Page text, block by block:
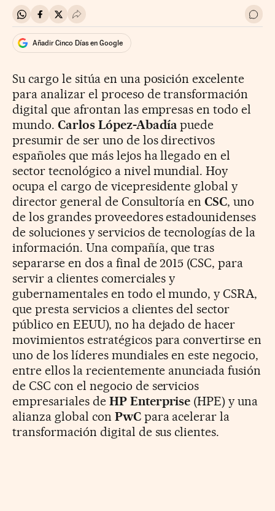
Compartir en Whatsapp
Compartir en Facebook
Compartir en Twitter
Desplegar Redes Sociales Ir a
Añadir Cinco Días en Google
Su cargo le sitúa en una posición excelente
para analizar el proceso de transformación
digital que afrontan las empresas en todo el
mundo. Carlos López-Abadía puede
presumir de ser uno de los directivos
españoles que más lejos ha llegado en el
sector tecnológico a nivel mundial. Hoy
ocupa el cargo de vicepresidente global y
director general de Consultoría enCSC, uno
de los grandes proveedores estadounidenses
de soluciones y servicios de tecnologías de la
información. Una compañía, que tras
separarse en dos a final de 2015 (CSC, para
servir a clientes comerciales y
gubernamentales en todo el mundo, y CSRA,
que presta servicios a clientes del sector
público en EEUU), no ha dejado de hacer
movimientos estratégicos para convertirse en
uno de los líderes mundiales en este negocio,
entre ellos la recientemente anunciada fusión
de CSC con el negocio de servicios
empresariales de HP Enterprise (HPE) y una
alianza global con PwCpara acelerar la
transformación digital de sus clientes.